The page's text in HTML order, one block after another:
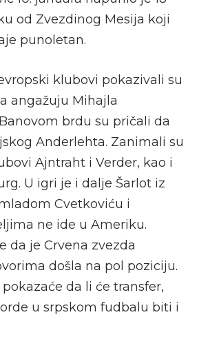
od Zvezdinog Mesija koji
punoletan.
klubovi pokazivali su
angažuju Mihajla
brdu su pričali da
Anderlehta. Zanimali su
Ajntraht i Verder, kao i
U igri je i dalje Šarlot iz
Cvetkoviću i
ne ide u Ameriku.
da je Crvena zvezda
došla na pol poziciju.
da li će transfer,
u srpskom fudbalu biti i